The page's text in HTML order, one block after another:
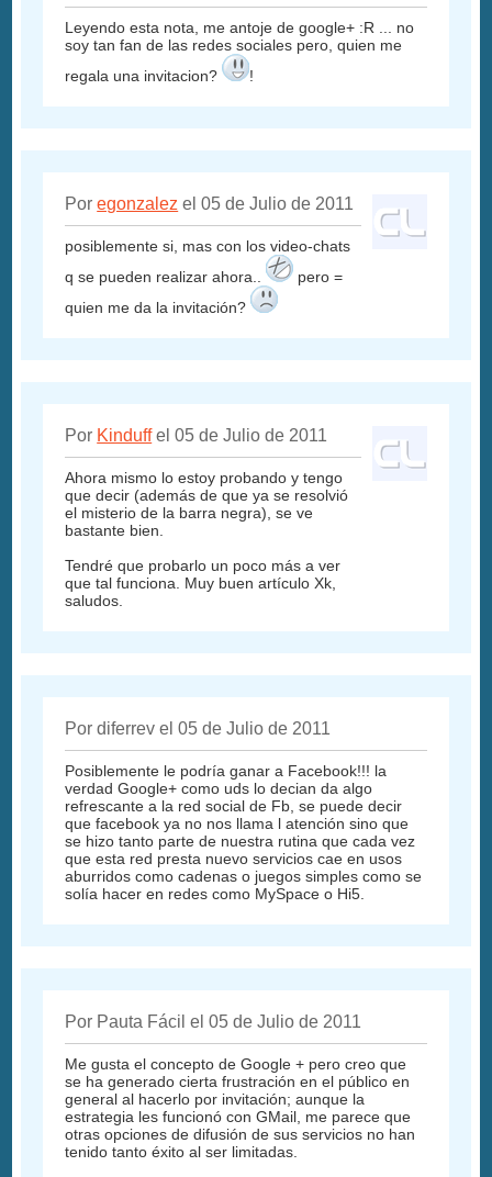
Leyendo esta nota, me antoje de google+ :R ... no
soy tan fan de las redes sociales pero, quien me
regala una invitacion?
!
Poregonzalez el 05 de Julio de 2011
posiblemente si, mas con los video-chats
q se pueden realizar ahora..
pero =
quien me da la invitación?
Por Kinduffel 05 de Julio de 2011
Ahora mismo lo estoy probando y tengo
que decir (además de que ya se resolvió
el misterio de la barra negra), se ve
bastante bien.
Tendré que probarlo un poco más a ver
que tal funciona. Muy buen artículo Xk,
saludos.
Por diferrev el 05 de Julio de 2011
Posiblemente le podría ganar a Facebook!!! la
verdad Google+ como uds lo decian da algo
refrescante a la red social de Fb, se puede decir
que facebook ya no nos llama l atención sino que
se hizo tanto parte de nuestra rutina que cada vez
que esta red presta nuevo servicios cae en usos
aburridos como cadenas o juegos simples como se
solía hacer en redes como MySpace o Hi5.
Por Pauta Fácil el 05 de Julio de 2011
Me gusta el concepto de Google + pero creo que
se ha generado cierta frustración en el público en
general al hacerlo por invitación; aunque la
estrategia les funcionó con GMail, me parece que
otras opciones de difusión de sus servicios no han
tenido tanto éxito al ser limitadas.